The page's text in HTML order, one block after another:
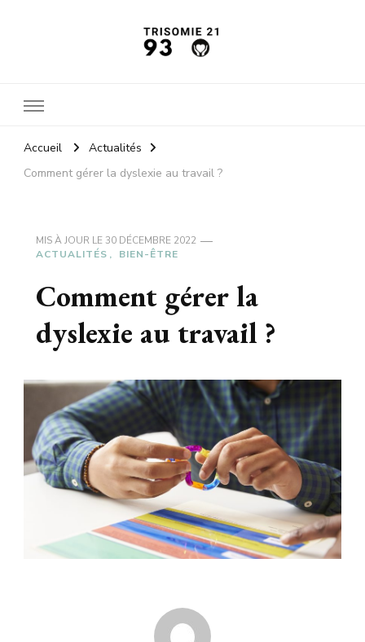
Accueil
Actualités
Comment gérer la dyslexie au travail ?
MIS À JOUR LE 30 DÉCEMBRE 2022
ACTUALITÉS
BIEN-ÊTRE
Comment gérer la
dyslexie au travail ?